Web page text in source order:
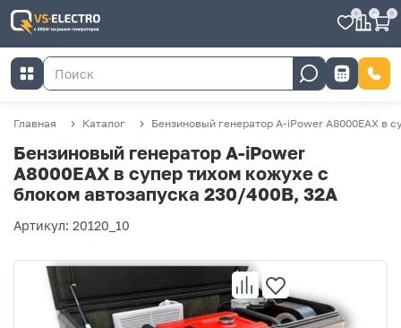
0 0 0
Главная Каталог Бензиновый генератор A-iPower A8000EAX в
Бензиновый генератор A-iPower
A8000EAX в супер тихом кожухе с
блоком автозапуска 230/400В, 32А
Артикул: 20120_10